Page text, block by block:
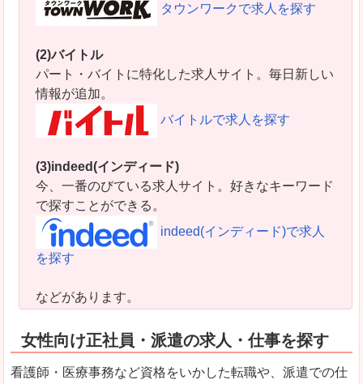
タウンワークで求人を探す
(2)バイトル
パート・バイトに特化した求人サイト。毎日新しい
情報が追加。
バイトルで求人を探す
(3)indeed(インディード)
今、一番のびている求人サイト。好きなキーワード
で探すことができる。
indeed(インディード)で求人
を探す
などがあります。
女性向け正社員・派遣の求人・仕事を探す
看護師・医療事務など資格をいかした転職や、派遣での仕